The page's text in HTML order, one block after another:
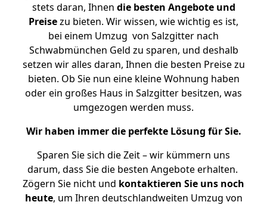
stets daran, Ihnen die besten Angebote und
Preisezu bieten. Wir wissen, wie wichtig es ist,
bei einem Umzug von Salzgitter nach
Schwabmünchen Geld zu sparen, und deshalb
setzen wir alles daran, Ihnen die besten Preise zu
bieten. Ob Sie nun eine kleine Wohnung haben
oder ein großes Haus in Salzgitter besitzen, was
umgezogen werden muss.
Wir haben immer die perfekte Lösung für Sie.
Sparen Sie sich die Zeit – wir kümmern uns
darum, dass Sie die besten Angebote erhalten.
Zögern Sie nicht und kontaktieren Sie uns noch
heute, um Ihren deutschlandweiten Umzug von